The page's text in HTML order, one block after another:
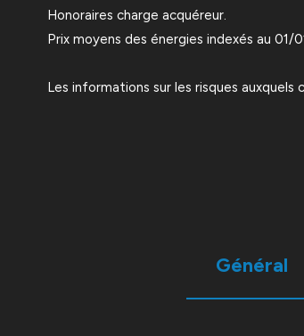
Honoraires charge acquéreur.
Prix moyens des énergies indexés au
Les informations sur les risques
Général